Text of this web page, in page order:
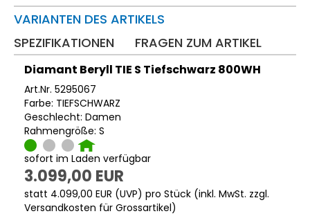
VARIANTEN DES ARTIKELS
SPEZIFIKATIONEN
FRAGEN ZUM ARTIKEL
Diamant Beryll TIE S Tiefschwarz 800WH
Art.Nr. 5295067
Farbe: TIEFSCHWARZ
Geschlecht: Damen
Rahmengröße: S
sofort im Laden verfügbar
3.099,00 EUR
statt 4.099,00 EUR (UVP) pro Stück (inkl. MwSt. zzgl.
Versandkosten für Grossartikel)